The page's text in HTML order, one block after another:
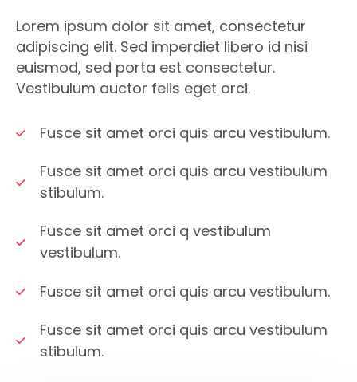
Lorem ipsum dolor sit amet, consectetur
adipiscing elit. Sed imperdiet libero id nisi
euismod, sed porta est consectetur.
Vestibulum auctor felis eget orci.
Fusce sit amet orci quis arcu vestibulum.
Fusce sit amet orci quis arcu vestibulum
stibulum.
Fusce sit amet orci q vestibulum
vestibulum.
Fusce sit amet orci quis arcu vestibulum.
Fusce sit amet orci quis arcu vestibulum
stibulum.